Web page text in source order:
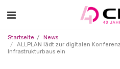
Startseite
News
ALLPLAN lädt zur digitalen
Infrastrukturbaus ein